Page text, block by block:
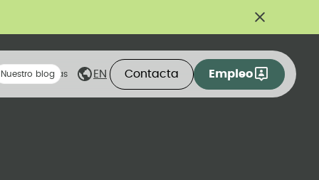
compartidas
Nuestro blog EN Contacta Empleo